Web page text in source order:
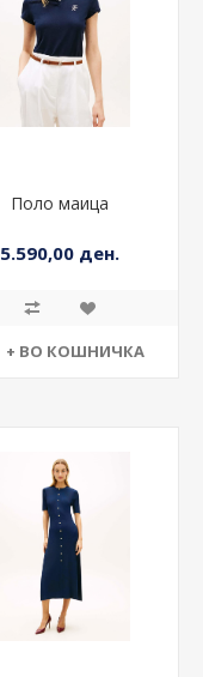
Поло маица
5.590,00 ден.
+ ВО КОШНИЧКА